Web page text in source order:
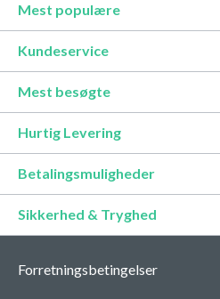
Mest populære
Kundeservice
Mest besøgte
Hurtig Levering
Betalingsmuligheder
Sikkerhed & Tryghed
Forretningsbetingelser